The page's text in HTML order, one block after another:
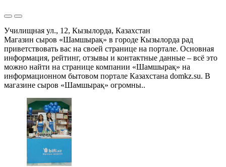
Училищная ул., 12, Кызылорда, Казахстан
Магазин сыров «Шамшырақ» в городе Кызылорда рад
приветствовать вас на своей странице на портале. Основная
информация, рейтинг, отзывы и контактные данные – всё это
можно найти на странице компании «Шамшырақ» на
информационном бытовом портале Казахстана domkz.su. В
магазине сыров «Шамшырақ» огромны..